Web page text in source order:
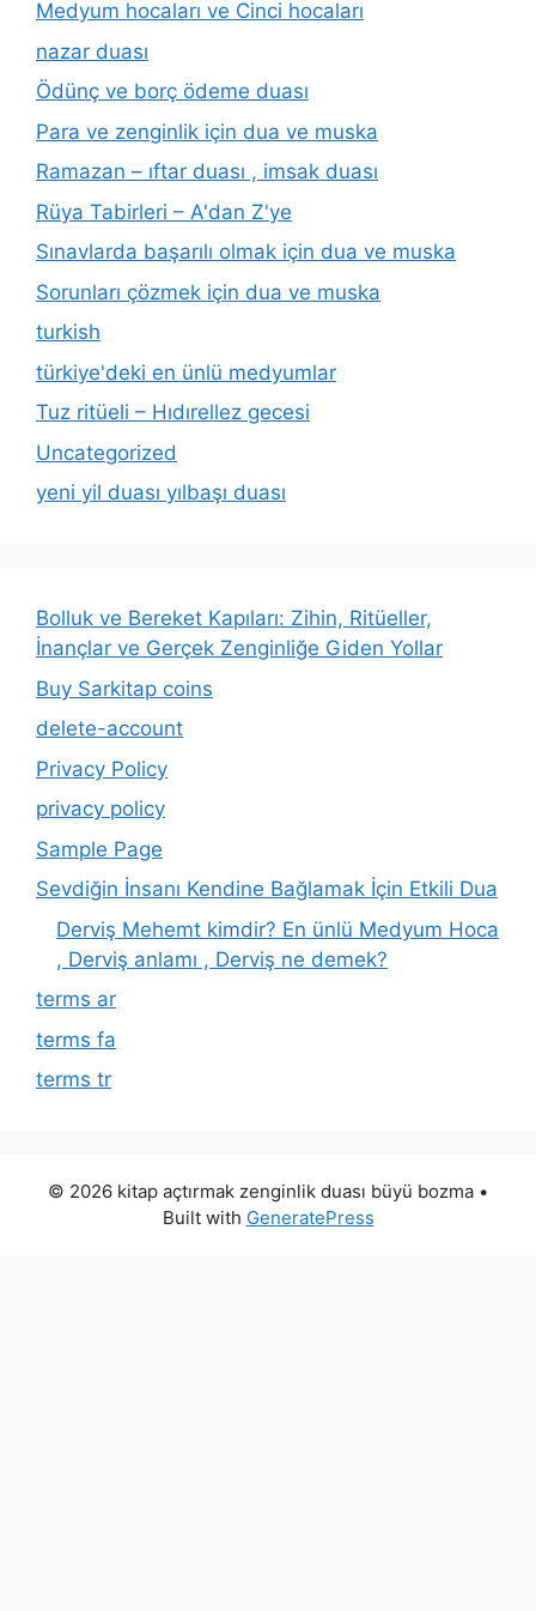
Medyum hocaları ve Cinci hocaları
nazar duası
Ödünç ve borç ödeme duası
Para ve zenginlik için dua ve muska
Ramazan – ıftar duası , imsak duası
Rüya Tabirleri – A'dan Z'ye
Sınavlarda başarılı olmak için dua ve muska
Sorunları çözmek için dua ve muska
turkish
türkiye'deki en ünlü medyumlar
Tuz ritüeli – Hıdırellez gecesi
Uncategorized
yeni yil duası yılbaşı duası
Bolluk ve Bereket Kapıları: Zihin, Ritüeller,
İnançlar ve Gerçek Zenginliğe Giden Yollar
Buy Sarkitap coins
delete-account
Privacy Policy
privacy policy
Sample Page
Sevdiğin İnsanı Kendine Bağlamak İçin Etkili Dua
Derviş Mehemt kimdir? En ünlü Medyum Hoca
, Derviş anlamı , Derviş ne demek?
terms ar
terms fa
terms tr
© 2026 kitap açtırmak zenginlik duası büyü bozma •
Built with GeneratePress